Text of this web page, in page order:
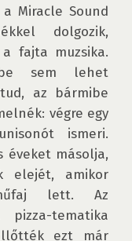
Miracle Sound
dolgozik,
fajta muzsika.
sem lehet
az bármibe
végre egy
ismeri.
éveket másolja,
elejét, amikor
lett. Az
tematika
ezt már